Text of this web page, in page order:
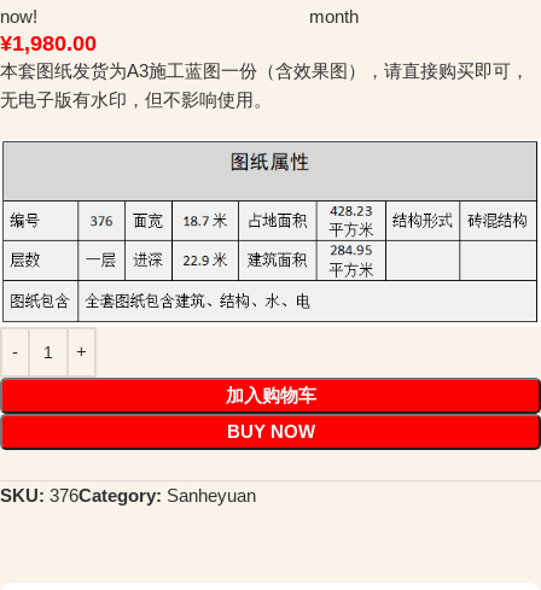
now!
month
¥1,980.00
本套图纸发货为A3施工蓝图一份（含效果图），请直接购买即可，
无电子版有水印，但不影响使用。
加入购物车
BUY NOW
SKU: 376Category: Sanheyuan